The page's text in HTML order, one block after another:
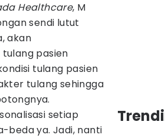
Healthcare, M
sendi lutut
akan
pasien
tulang pasien
tulang sehingga
setiap
beda ya. Jadi, nanti